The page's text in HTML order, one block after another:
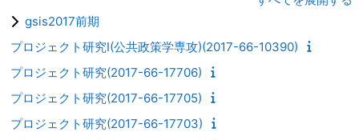
gsis2017前期
プロジェクト研究I(公共政策学専攻)(2017-66-10390)
プロジェクト研究(2017-66-17706)
プロジェクト研究(2017-66-17705)
プロジェクト研究(2017-66-17703)